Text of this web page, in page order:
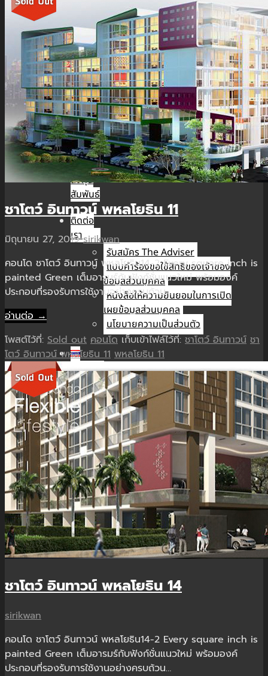
เดี่ยว
พูล
วิลล่า
ข่าวสาร
CMC WE CARE
CMC WE TALK
CMC Sustainability
นัก
ลงทุน
สัมพันธ์
ติดต่อ
เรา
รับสมัคร The Adviser
แบบคำร้องขอใช้สิทธิของเจ้าของ
ข้อมูลส่วนบุคคล
หนังสือให้ความยินยอมในการเปิด
เผยข้อมูลส่วนบุคคล
นโยบายความเป็นส่วนตัว
TH
TH
EN
ชาโตว์ อินทาวน์ พหลโยธิน 11
มิถุนายน 27, 2019 sirikwan
คอนโด ชาโตว์ อินทาวน์ พหลโยธิน14-2 Every square inch is
painted Green เต็มอารมร์กับฟังก์ชั่นแนวใหม่ พร้อมองค์
ประกอบที่รองรับการใช้งานอย่างครบถ้วน…
อ่านต่อ →
โพสต์ไว้ที่: Sold out คอนโด เก็บเข้าไฟล์ไว้ที่: ชาโตว์ อินทาวน์ ชา
โตว์ อินทาวน์ พหลโยธิน 11 พหลโยธิน 11
ชาโตว์ อินทาวน์ พหลโยธิน 14
sirikwan
คอนโด ชาโตว์ อินทาวน์ พหลโยธิน14-2 Every square inch is
painted Green เต็มอารมร์กับฟังก์ชั่นแนวใหม่ พร้อมองค์
ประกอบที่รองรับการใช้งานอย่างครบถ้วน…